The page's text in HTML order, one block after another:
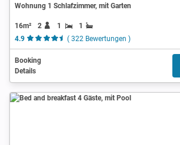
Wohnung 1 Schlafzimmer, mit Garten
16m² 2 1
1
4.9
( 322 Bewertungen )
Booking
Details